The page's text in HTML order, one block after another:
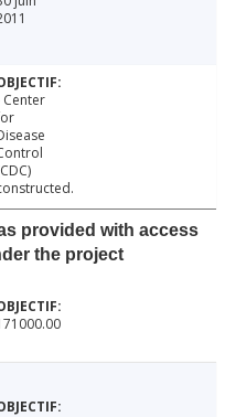
Center
provided with access
the project